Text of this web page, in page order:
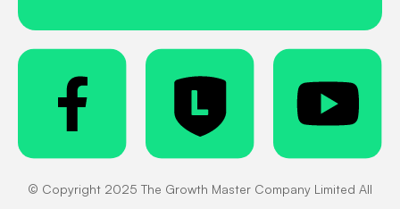
© Copyright 2025 The Growth Master Company Limited All